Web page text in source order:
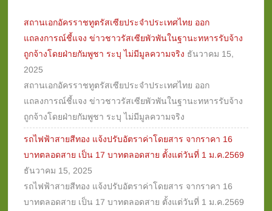
สถานเอกอัครราชทูตรัสเซียประจำประเทศไทย ออก
แถลงการณ์ชี้แจง ข่าวชาวรัสเซียพัวพันในฐานะทหารรับจ้าง
ถูกจ้างโดยฝ่ายกัมพูชา ระบุ ไม่มีมูลความจริง ธันวาคม 15,
2025
สถานเอกอัครราชทูตรัสเซียประจำประเทศไทย ออก
แถลงการณ์ชี้แจง ข่าวชาวรัสเซียพัวพันในฐานะทหารรับจ้าง
ถูกจ้างโดยฝ่ายกัมพูชา ระบุ ไม่มีมูลความจริง
รถไฟฟ้าสายสีทอง แจ้งปรับอัตราค่าโดยสาร จากราคา 16
บาทตลอดสาย เป็น 17 บาทตลอดสาย ตั้งแต่วันที่ 1 ม.ค.2569
ธันวาคม 15, 2025
รถไฟฟ้าสายสีทอง แจ้งปรับอัตราค่าโดยสาร จากราคา 16
บาทตลอดสาย เป็น 17 บาทตลอดสาย ตั้งแต่วันที่ 1 ม.ค.2569